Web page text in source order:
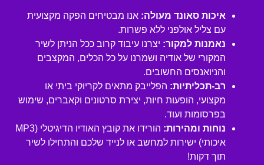
איכות סאונד מעולה: אנו מבטיחים הפקה מקצועית
עם צליל אולפני ללא פשרות.
נאמנות למקור: יצרנו עיבוד קרוב ככל הניתן לשיר
המקורי של אודיה ושמרנו על כל הכלים, המקצבים
והניואנסים החשובים.
רב-תכליתיות: הפלייבק מתאים לקריוקי ביתי או
מקצועי, הופעות חיות, יצירת סרטונים וקאברים, שימוש
בפרסומות ועוד.
נוחות ומהירות:
הורידו את קובץ האודיו הדיגיטלי (MP3
איכותי) ישירות למחשב או לנייד שלכם והתחילו לשיר
תוך דקות!